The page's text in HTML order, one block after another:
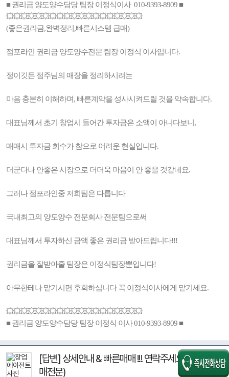
■ 권리금 양도양수담당 팀장 이정식이사 010-9393-8909 ■
💥💥💥💥💥💥💥💥💥💥💥💥💥💥💥💥💥💥💥
(좋은권리금,완벽정리,빠른시스템 급매)
점포라인 권리금 양도양수전문 팀장 이정식 이사입니다.
정이깃든 점주님의 매장을 정리하시려는
마음 충분히 이해하며, 빠른계약을 성사시켜드릴 것을 약속합니다.
대표님께서 초기 창업시 들어간 투자금은 소액이 아니다보니,
매매시 투자금 회수가 참으로 어려운 현실입니다.
더군다나 안좋은 시장으로 더더욱 마음이 안 좋을 것같네요.
그러나 점포라인중 저희팀은 다릅니다
국내최고의 양도양수 전문회사 전문팀으로써
대표님께서 투자하신 금액 좋은 권리금 받아드립니다!!!
권리금을 잘받아줄 팀장은 이정식팀장뿐입니다!
아무한테나 맡기시면 후회하십니다 꼭 이정식이사에게 맡기세요.
💥💥💥💥💥💥💥💥💥💥💥💥💥💥💥💥💥💥💥
■ 권리금 양도양수담당 팀장 이정식 이사 010-9393-8909 ■
[답변] 상세안내 & 빠른매매 !!! 연락주세요^-^(급
매전문)